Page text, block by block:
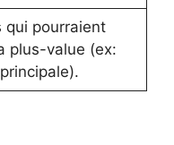
qui pourraient
plus-value (ex: